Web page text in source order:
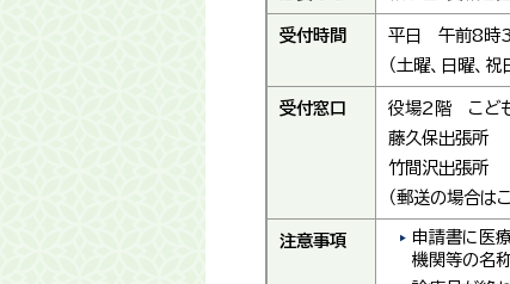
受付時間
平日 午前8時
（土曜、日曜、
受付窓口
役場2階 こど
藤久保出張所
竹間沢出張所
（郵送の場合は
注意事項
申請書に医
機関等の名